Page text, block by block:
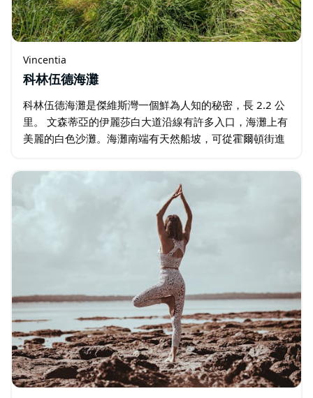
Vincentia
科林伍德海灘
科林伍德海灘是傑維斯灣一個鮮為人知的秘密，長 2.2 公
里。 文森蒂亞的伊麗莎白大道沿線有許多入口，海灘上有
美麗的白色沙灘。海灘南端有天然船坡，可從霍爾頓街進